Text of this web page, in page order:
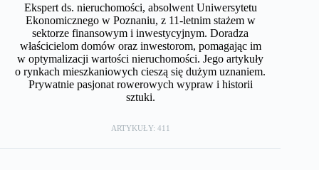
Ekspert ds. nieruchomości, absolwent Uniwersytetu
Ekonomicznego w Poznaniu, z 11-letnim stażem w
sektorze finansowym i inwestycyjnym. Doradza
właścicielom domów oraz inwestorom, pomagając im
w optymalizacji wartości nieruchomości. Jego artykuły
o rynkach mieszkaniowych cieszą się dużym uznaniem.
Prywatnie pasjonat rowerowych wypraw i historii
sztuki.
ARTYKUŁY: 411